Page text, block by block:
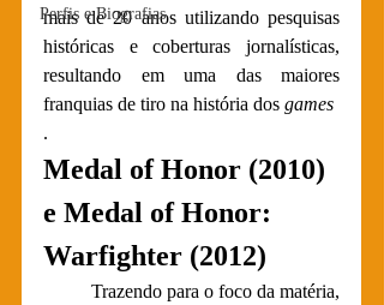
Perfis e Biografias
mais de 20 anos utilizando pesquisas
históricas e coberturas jornalísticas,
resultando em uma das maiores
franquias de tiro na história dos games
.
Medal of Honor (2010)
e Medal of Honor:
Warfighter (2012)